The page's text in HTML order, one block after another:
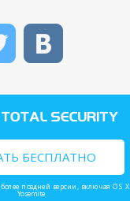
Twitter
БЕСПЛАТНО
поздней версии, включая OS X
Yosemite